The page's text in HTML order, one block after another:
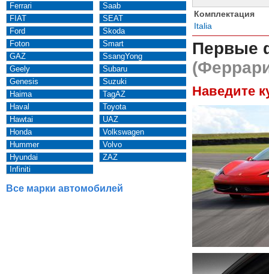
Ferrari
FIAT
Ford
Foton
GAZ
Geely
Genesis
Haima
Haval
Hawtai
Honda
Hummer
Hyundai
Infiniti
Saab
SEAT
Skoda
Smart
SsangYong
Subaru
Suzuki
TagAZ
Toyota
UAZ
Volkswagen
Volvo
ZAZ
Все марки автомобилей
Комплектация
Italia
Первые
Наведите